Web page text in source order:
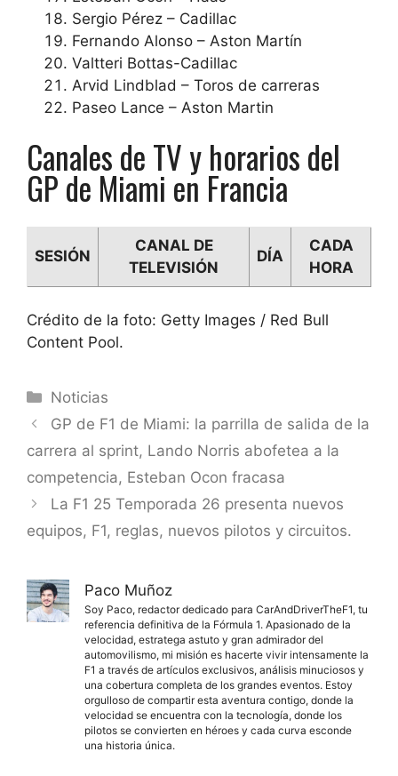
Sergio Pérez – Cadillac
Fernando Alonso – Aston Martín
Valtteri Bottas-Cadillac
Arvid Lindblad – Toros de carreras
Paseo Lance – Aston Martin
Canales de TV y horarios del
GP de Miami en Francia
SESIÓN
CANAL DE
TELEVISIÓN
DÍA
CADA
HORA
Crédito de la foto: Getty Images / Red Bull
Content Pool.
Categorías
Noticias
GP de F1 de Miami: la parrilla de salida de la
carrera al sprint, Lando Norris abofetea a la
competencia, Esteban Ocon fracasa
La F1 25 Temporada 26 presenta nuevos
equipos, F1, reglas, nuevos pilotos y circuitos.
Paco Muñoz
Soy Paco, redactor dedicado para CarAndDriverTheF1, tu
referencia definitiva de la Fórmula 1. Apasionado de la
velocidad, estratega astuto y gran admirador del
automovilismo, mi misión es hacerte vivir intensamente la
F1 a través de artículos exclusivos, análisis minuciosos y
una cobertura completa de los grandes eventos. Estoy
orgulloso de compartir esta aventura contigo, donde la
velocidad se encuentra con la tecnología, donde los
pilotos se convierten en héroes y cada curva esconde
una historia única.